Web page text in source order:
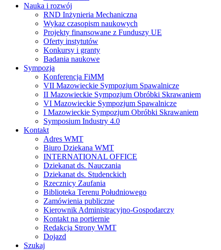
Nauka i rozwój
RND Inżynieria Mechaniczna
Wykaz czasopism naukowych
Projekty finansowane z Funduszy UE
Oferty instytutów
Konkursy i granty
Badania naukowe
Sympozja
Konferencja FiMM
VII Mazowieckie Sympozjum Spawalnicze
II Mazowieckie Sympozjum Obróbki Skrawaniem
VI Mazowieckie Sympozjum Spawalnicze
I Mazowieckie Sympozjum Obróbki Skrawaniem
Symposium Industry 4.0
Kontakt
Adres WMT
Biuro Dziekana WMT
INTERNATIONAL OFFICE
Dziekanat ds. Nauczania
Dziekanat ds. Studenckich
Rzecznicy Zaufania
Biblioteka Terenu Południowego
Zamówienia publiczne
Kierownik Administracyjno-Gospodarczy
Kontakt na portiernie
Redakcja Strony WMT
Dojazd
Szukaj